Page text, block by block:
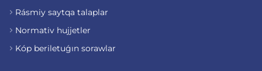
Rásmiy saytqa talaplar
Normativ hujjetler
Kóp beriletuǵın sorawlar